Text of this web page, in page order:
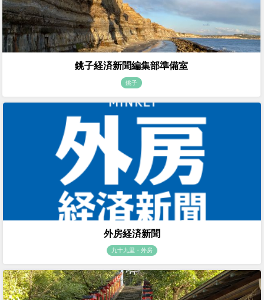
銚子経済新聞編集部準備室
銚子
外房経済新聞
九十九里・外房